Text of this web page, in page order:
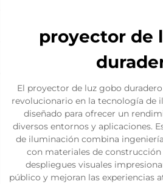
proyector de
El proyector de luz gobo
revolucionario en la tecnología de
diseñado para ofrecer un
diversos entornos y aplicaciones.
de iluminación combina
con materiales de
despliegues visuales
público y mejoran las experiencias